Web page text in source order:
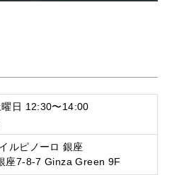
日 12:30〜14:00
ルピノーロ 銀座
座7-8-7 Ginza Green 9F